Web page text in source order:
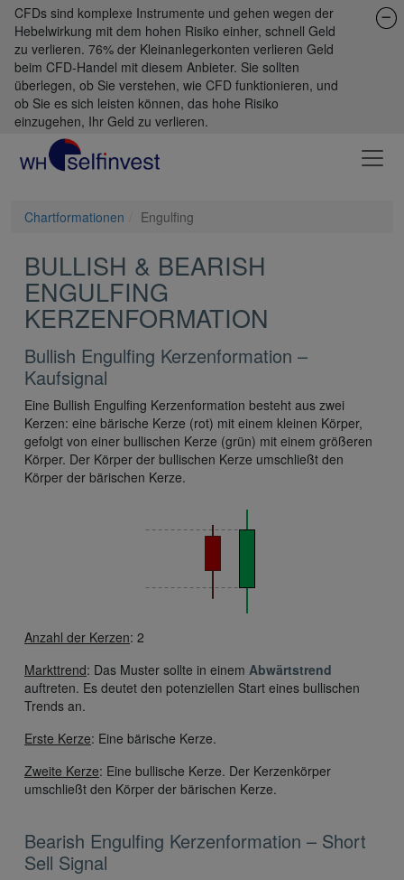
CFDs sind komplexe Instrumente und gehen wegen der
Hebelwirkung mit dem hohen Risiko einher, schnell Geld
zu verlieren. 76% der Kleinanlegerkonten verlieren Geld
beim CFD-Handel mit diesem Anbieter. Sie sollten
überlegen, ob Sie verstehen, wie CFD funktionieren, und
ob Sie es sich leisten können, das hohe Risiko
einzugehen, Ihr Geld zu verlieren.
Chartformationen Engulfing
BULLISH & BEARISH
ENGULFING
KERZENFORMATION
Bullish Engulfing Kerzenformation –
Kaufsignal
Eine Bullish Engulfing Kerzenformation besteht aus zwei
Kerzen: eine bärische Kerze (rot) mit einem kleinen Körper,
gefolgt von einer bullischen Kerze (grün) mit einem größeren
Körper. Der Körper der bullischen Kerze umschließt den
Körper der bärischen Kerze.
Anzahl der Kerzen: 2
Markttrend: Das Muster sollte in einem Abwärtstrend
auftreten. Es deutet den potenziellen Start eines bullischen
Trends an.
Erste Kerze: Eine bärische Kerze.
Zweite Kerze: Eine bullische Kerze. Der Kerzenkörper
umschließt den Körper der bärischen Kerze.
Bearish Engulfing Kerzenformation – Short
Sell Signal